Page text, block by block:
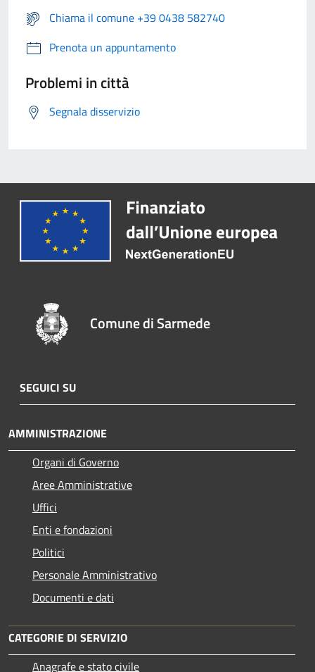
Chiama il comune +39 0438 582740
Prenota un appuntamento
Problemi in città
Segnala disservizio
Comune di Sarmede
SEGUICI SU
AMMINISTRAZIONE
Organi di Governo
Aree Amministrative
Uffici
Enti e fondazioni
Politici
Personale Amministrativo
Documenti e dati
CATEGORIE DI SERVIZIO
Anagrafe e stato civile